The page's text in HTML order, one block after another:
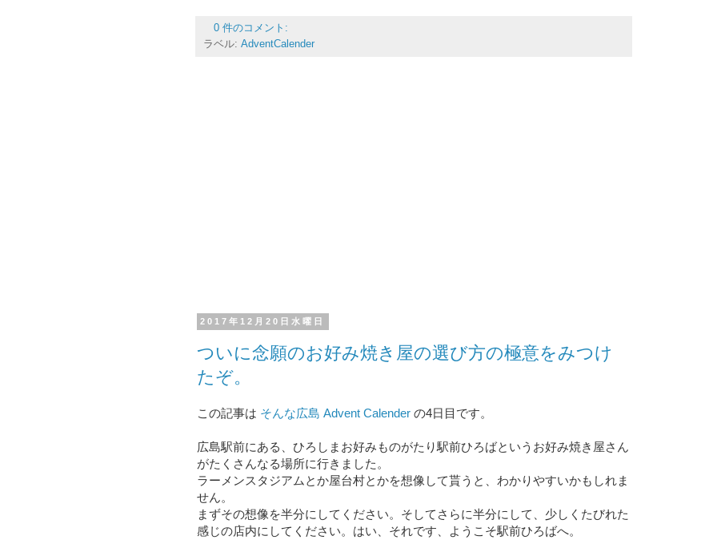
0 件のコメント:
ラベル: AdventCalender
2017年12月20日水曜日
ついに念願のお好み焼き屋の選び方の極意をみつけ
たぞ。
この記事は そんな広島 Advent Calender の4日目です。
広島駅前にある、ひろしまお好みものがたり駅前ひろばというお好み焼き屋さん
がたくさんなる場所に行きました。
ラーメンスタジアムとか屋台村とかを想像して貰うと、わかりやすいかもしれま
せん。
まずその想像を半分にしてください。そしてさらに半分にして、少しくたびれた
感じの店内にしてください。はい、それです、ようこそ駅前ひろばへ。